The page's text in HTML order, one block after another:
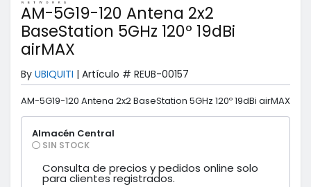
AM-5G19-120 Antena 2x2
BaseStation 5GHz 120º 19dBi
airMAX
By UBIQUITI | Artículo # REUB-00157
AM-5G19-120 Antena 2x2 BaseStation 5GHz 120º 19dBi airMAX
Almacén Central
SIN STOCK
Consulta de precios y pedidos online solo
para clientes registrados.